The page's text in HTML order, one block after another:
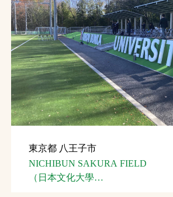
東京都 八王子市
NICHIBUN SAKURA FIELD
（日本文化大學